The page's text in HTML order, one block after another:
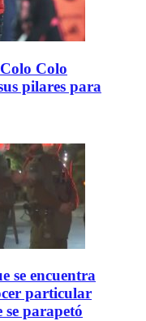
Colo
pilares para
se encuentra
particular
se parapetó